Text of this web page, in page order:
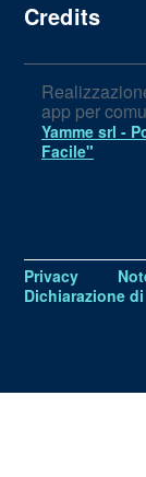
Credits
app per
Yamme srl -
Facile"
Privacy
Dichiarazione